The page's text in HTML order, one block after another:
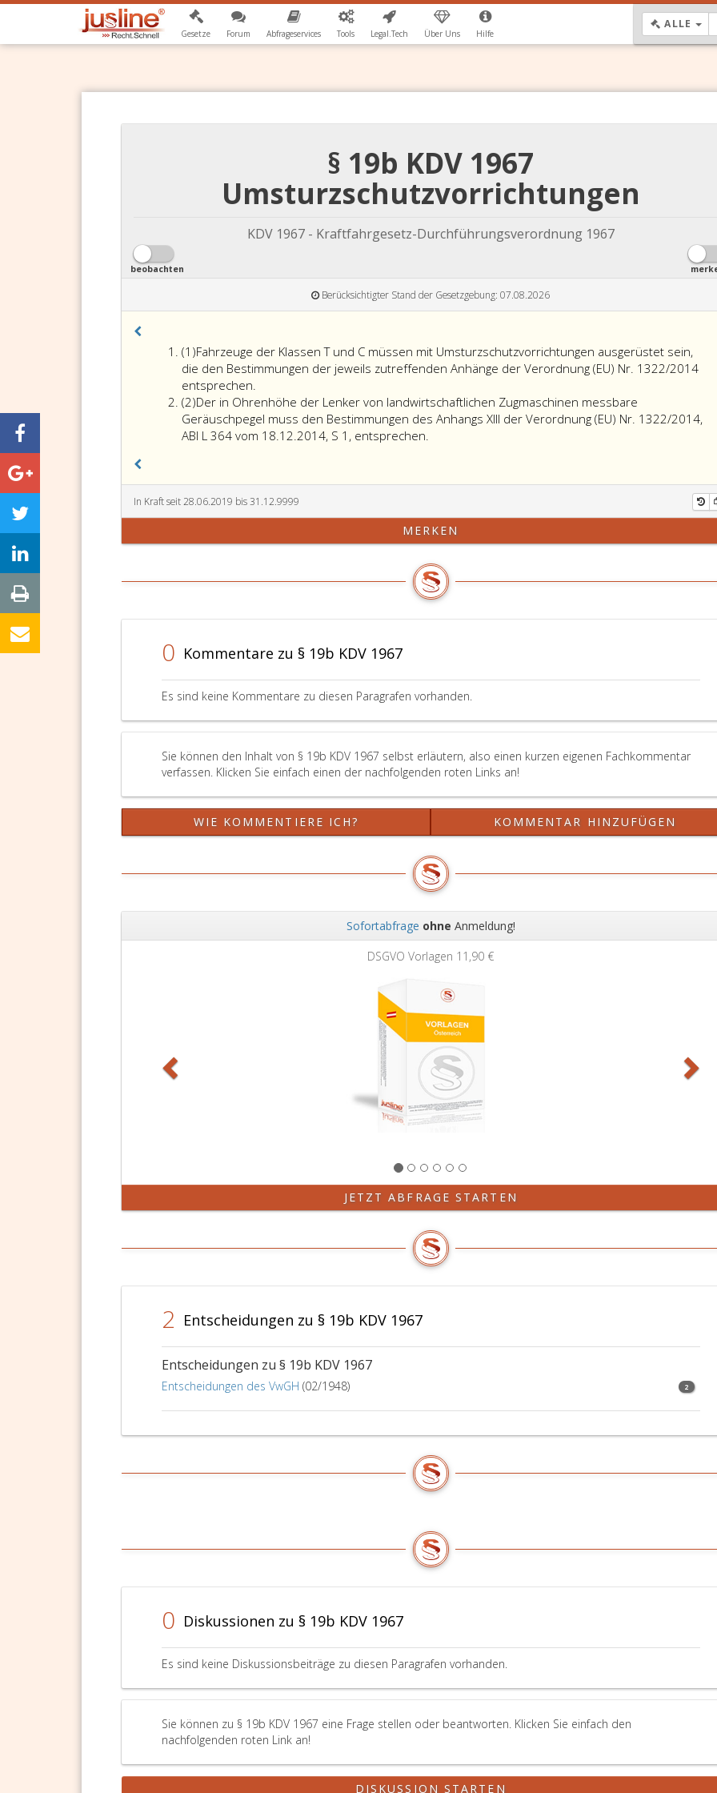
Gesetze Forum Abfrageservices Tools Legal.Tech Über Uns Hilfe
ALLE
§ 19b KDV 1967
Umsturzschutzvorrichtungen
KDV 1967 - Kraftfahrgesetz-Durchführungsverordnung 1967
beobachten
Berücksichtigter Stand der Gesetzgebung: 07.08.2026
(1)Absatz
eins
Fahrzeuge der Klassen T und C müssen mit Umsturzschutzvorrichtungen ausgerüstet sein,
die den Bestimmungen der jeweils zutreffenden Anhänge der Verordnung (EU) Nr. 1322/2014
entsprechen.
(2)Absatz
2
Der in Ohrenhöhe der Lenker von landwirtschaftlichen Zugmaschinen messbare
Geräuschpegel muss den Bestimmungen des Anhangs XIII der Verordnung (EU) Nr. 1322/2014,
ABl L 364 vom 18.12.2014, S 1, entsprechen.
der
von
landwirtschaftlichen
messbare
Geräuschpegel
muss
den
XIII
der
Verordnung
(EU)
Nr. 1322/2014,
L 364
18.12.2014,
S 1,
entsprechen.
In Kraft seit 28.06.2019 bis 31.12.9999
MERKEN
0 Kommentare zu § 19b KDV 1967
Es sind keine Kommentare zu diesen Paragrafen vorhanden.
Sie können den Inhalt von § 19b KDV 1967 selbst erläutern, also einen kurzen eigenen Fachkommentar
verfassen. Klicken Sie einfach einen der nachfolgenden roten Links an!
WIE KOMMENTIERE ICH? KOMMENTAR HINZUFÜGEN
Sofortabfrage ohne Anmeldung!
DSGVO Vorlagen 11,90 €
JETZT ABFRAGE STARTEN
2 Entscheidungen zu § 19b KDV 1967
Entscheidungen zu § 19b KDV 1967
Entscheidungen des VwGH (02/1948) 2
0 Diskussionen zu § 19b KDV 1967
Es sind keine Diskussionsbeiträge zu diesen Paragrafen vorhanden.
Sie können zu § 19b KDV 1967 eine Frage stellen oder beantworten. Klicken Sie einfach den
nachfolgenden roten Link an!
DISKUSSION STARTEN